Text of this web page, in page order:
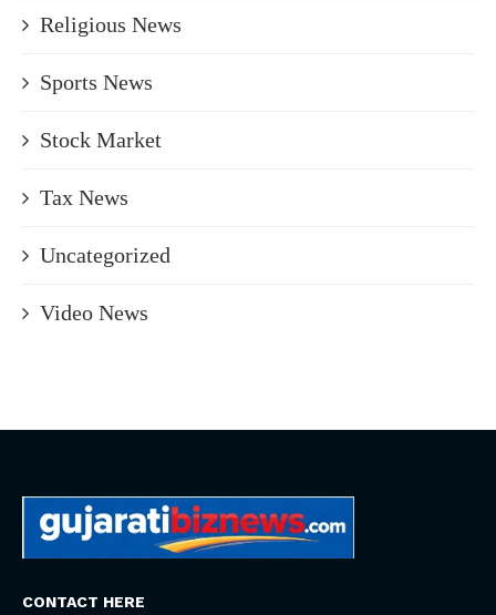
Religious News
Sports News
Stock Market
Tax News
Uncategorized
Video News
CONTACT HERE